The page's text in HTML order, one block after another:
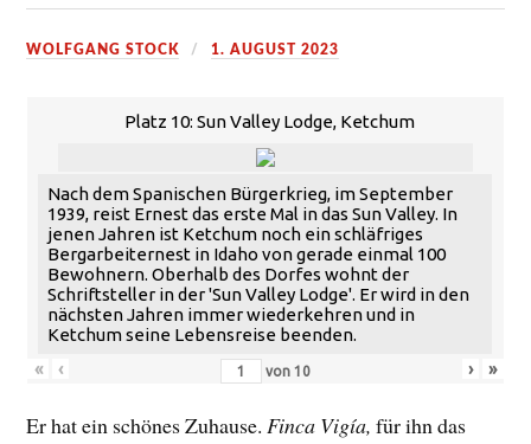
WOLFGANG STOCK 1. AUGUST 2023
Platz 10: Sun Valley Lodge, Ketchum
Nach dem Spanischen Bürgerkrieg, im September
1939, reist Ernest das erste Mal in das Sun Valley. In
jenen Jahren ist Ketchum noch ein schläfriges
Bergarbeiternest in Idaho von gerade einmal 100
Bewohnern. Oberhalb des Dorfes wohnt der
Schriftsteller in der 'Sun Valley Lodge'. Er wird in den
nächsten Jahren immer wiederkehren und in
Ketchum seine Lebensreise beenden.
«
‹ von 10 › »
Er hat ein schönes Zuhause. Finca Vigía, für ihn das